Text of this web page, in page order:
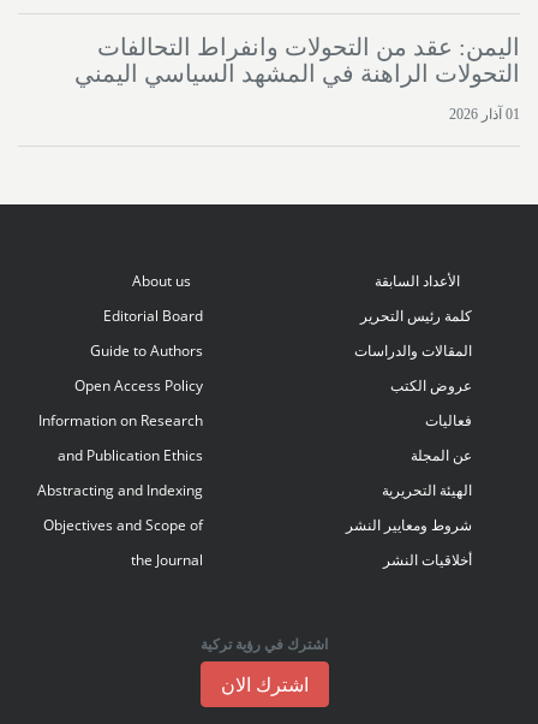
اليمن: عقد من التحولات وانفراط التحالفات
التحولات الراهنة في المشهد السياسي اليمني
01 آذار 2026
الأعداد السابقة
كلمة رئيس التحرير
المقالات والدراسات
عروض الكتب
فعاليات
عن المجلة
الهيئة التحريرية
شروط ومعايير النشر
أخلاقيات النشر
About us
Editorial Board
Guide to Authors
Open Access Policy
Information on Research
and Publication Ethics
Abstracting and Indexing
Objectives and Scope of
the Journal
اشترك في رؤية تركية
اشترك الان